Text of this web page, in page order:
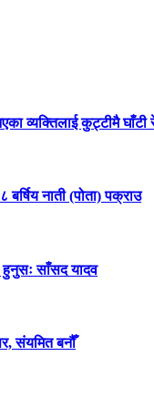
व्यक्तिलाई कुट्टीमै घाँटी
नाती (पोता) पक्राउ
हुनुसः साँसद यादव
संयमित बनौँ